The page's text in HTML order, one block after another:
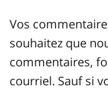
Vos
souhaitez que
commentaires,
courriel. Sauf si